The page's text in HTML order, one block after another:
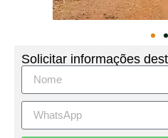
Solicitar informações